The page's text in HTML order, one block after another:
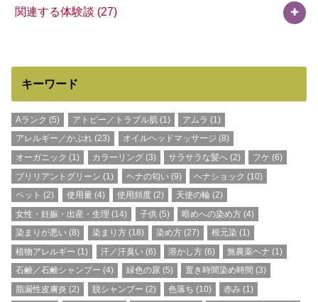
関連する体験談 (27)
キーワード
Aランク (5) アトピー／トラブル肌(1) アムラ (1)
アレルギー／かぶれ (23) オイルヘッドマッサージ (8)
オーガニック (1) カラーリング(3) サラサラな髪へ(2) フケ (6)
ブリリアントグリーン (1) ヘナの匂い(9) ヘナショック (10)
ペット (2) 使用量(4) 使用頻度(2) 天使の輪 (2)
女性・妊娠・出産・生理 (14) 子供(5) 暗めへの染め方(4)
染まりが悪い (8) 染まり方(18) 染め方(27) 根元染 (1)
植物アレルギー (1) 汗／汗臭い(6) 溶かし方(6) 無農薬ヘナ (1)
石鹸／石鹸シャンプー (4) 緑色の尿 (5) 置き時間染め時間 (3)
脂漏性皮膚炎 (2) 脱シャンプー (2) 色落ち (10) 赤み (1)